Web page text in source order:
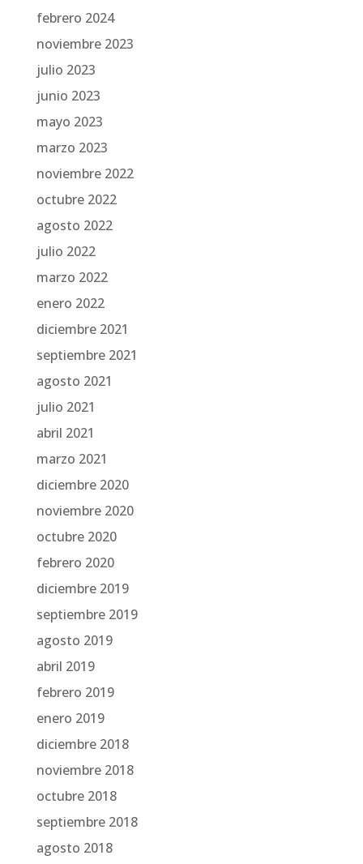
febrero 2024
noviembre 2023
julio 2023
junio 2023
mayo 2023
marzo 2023
noviembre 2022
octubre 2022
agosto 2022
julio 2022
marzo 2022
enero 2022
diciembre 2021
septiembre 2021
agosto 2021
julio 2021
abril 2021
marzo 2021
diciembre 2020
noviembre 2020
octubre 2020
febrero 2020
diciembre 2019
septiembre 2019
agosto 2019
abril 2019
febrero 2019
enero 2019
diciembre 2018
noviembre 2018
octubre 2018
septiembre 2018
agosto 2018